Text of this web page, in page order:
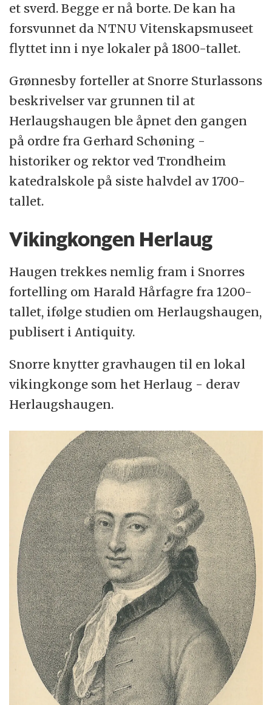
et sverd. Begge er nå borte. De kan ha
forsvunnet da NTNU Vitenskapsmuseet
flyttet inn i nye lokaler på 1800-tallet.
Grønnesby forteller at Snorre Sturlassons
beskrivelser var grunnen til at
Herlaugshaugen ble åpnet den gangen
på ordre fra Gerhard Schøning -
historiker og rektor ved Trondheim
katedralskole på siste halvdel av 1700-
tallet.
Vikingkongen Herlaug
Haugen trekkes nemlig fram i Snorres
fortelling om Harald Hårfagre fra 1200-
tallet, ifølge studien om Herlaugshaugen,
publisert i Antiquity.
Snorre knytter gravhaugen til en lokal
vikingkonge som het Herlaug - derav
Herlaugshaugen.